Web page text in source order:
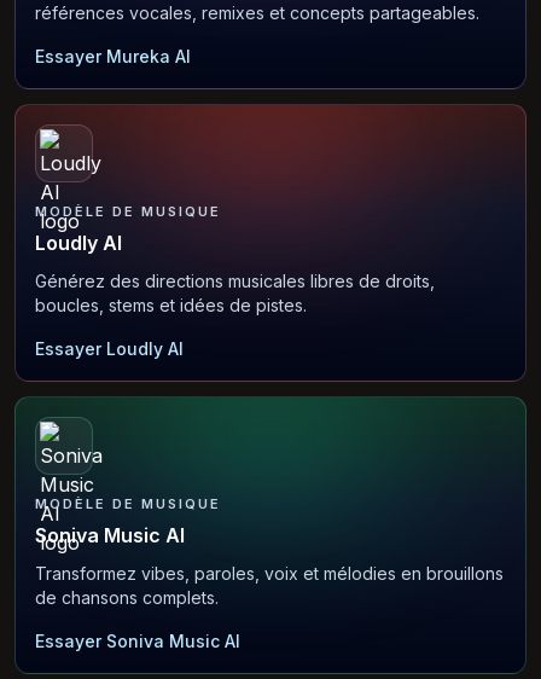
références vocales, remixes et concepts partageables.
Essayer Mureka AI
MODÈLE DE MUSIQUE
Loudly AI
Générez des directions musicales libres de droits,
boucles, stems et idées de pistes.
Essayer Loudly AI
MODÈLE DE MUSIQUE
Soniva Music AI
Transformez vibes, paroles, voix et mélodies en brouillons
de chansons complets.
Essayer Soniva Music AI